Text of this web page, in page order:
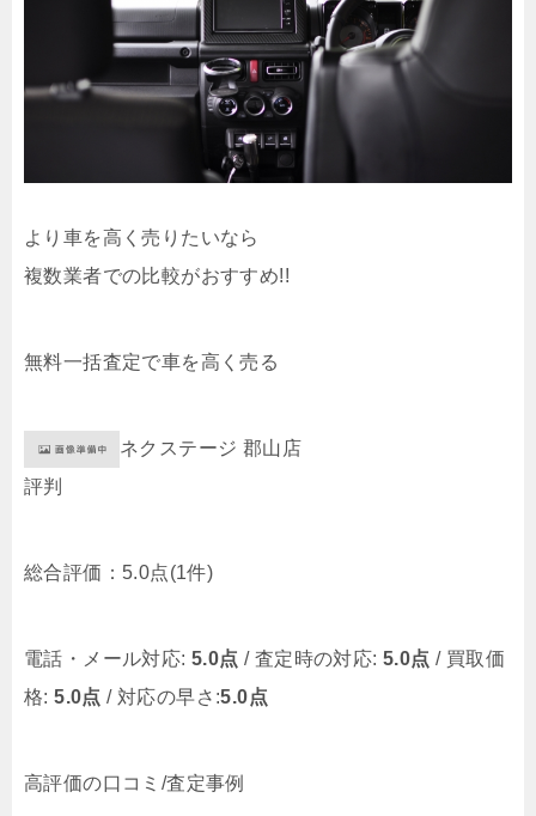
より車を高く売りたいなら
複数業者での比較がおすすめ!!
無料一括査定で車を高く売る
ネクステージ 郡山店
評判
総合評価： 5.0点(1件)
電話・メール対応: 5.0点 / 査定時の対応: 5.0点 / 買取価
格: 5.0点 / 対応の早さ:5.0点
高評価の口コミ/査定事例